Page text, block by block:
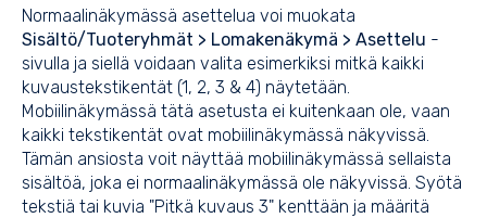
Normaalinäkymässä asettelua voi muokata
Sisältö/Tuoteryhmät > Lomakenäkymä > Asettelu -
sivulla ja siellä voidaan valita esimerkiksi mitkä kaikki
kuvaustekstikentät (1, 2, 3 & 4) näytetään.
Mobiilinäkymässä tätä asetusta ei kuitenkaan ole, vaan
kaikki tekstikentät ovat mobiilinäkymässä näkyvissä.
Tämän ansiosta voit näyttää mobiilinäkymässä sellaista
sisältöä, joka ei normaalinäkymässä ole näkyvissä. Syötä
tekstiä tai kuvia "Pitkä kuvaus 3" kenttään ja määritä